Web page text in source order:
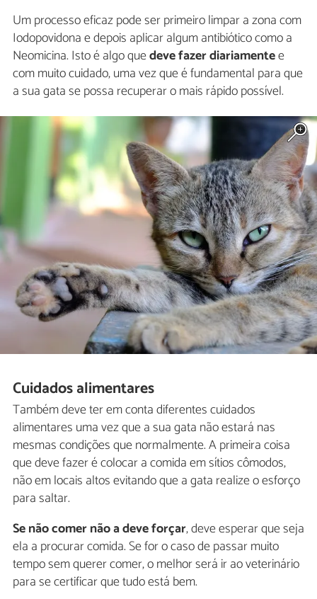
Um processo eficaz pode ser primeiro limpar a zona com
Iodopovidona e depois aplicar algum antibiótico como a
Neomicina. Isto é algo quedeve fazer diariamentee
com muito cuidado, uma vez que é fundamental para que
a sua gata se possa recuperar o mais rápido possível.
Cuidados alimentares
Também deve ter em conta diferentes cuidados
alimentares uma vez que a sua gata não estará nas
mesmas condições que normalmente. A primeira coisa
que deve fazer é colocar a comida em sítios cômodos,
não em locais altos evitando que a gata realize o esforço
para saltar.
Se não comer não a deve forçar, deve esperar que seja
ela a procurar comida. Se for o caso de passar muito
tempo sem querer comer, o melhor será ir ao veterinário
para se certificar que tudo está bem.